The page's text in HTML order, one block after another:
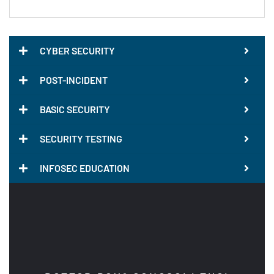
CYBER SECURITY
POST-INCIDENT
BASIC SECURITY
SECURITY TESTING
INFOSEC EDUCATION